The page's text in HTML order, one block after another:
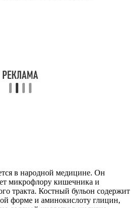
в народной медицине. Он
микрофлору кишечника и
тракта. Костный бульон содержит
форме и аминокислоту глицин,